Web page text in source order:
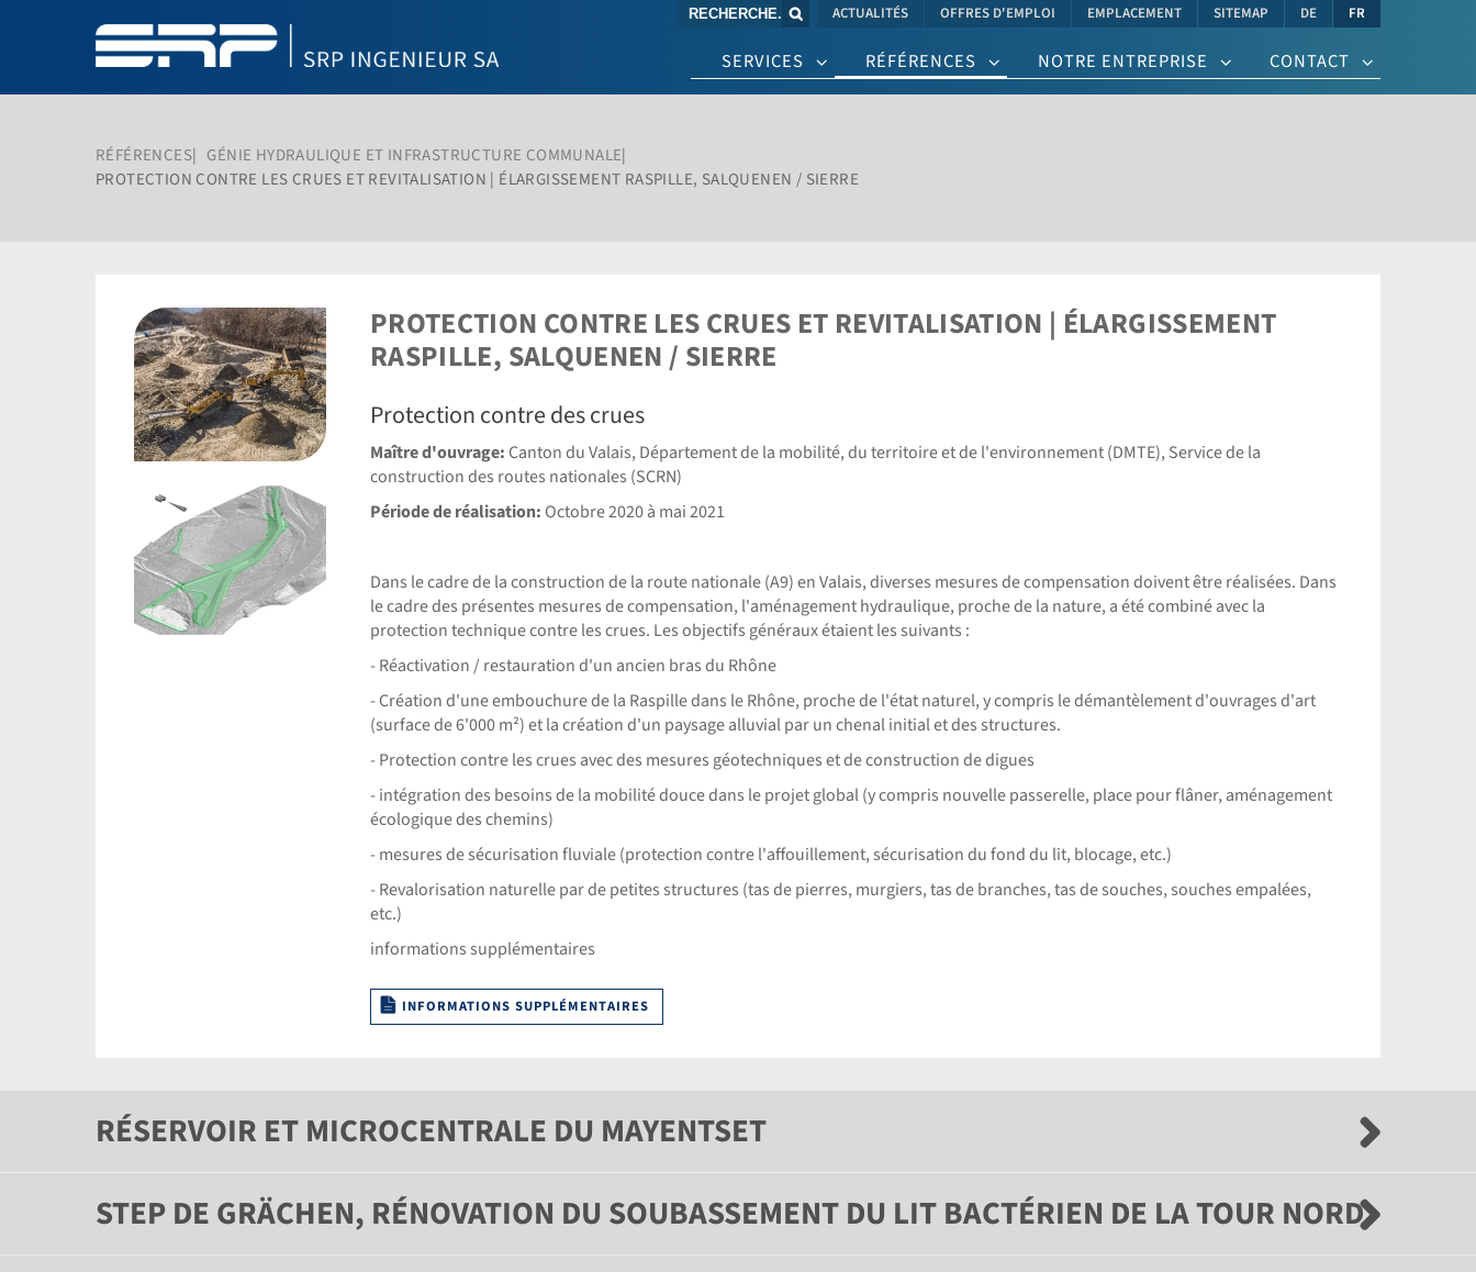
DE FR
ACTUALITÉS OFFRES D'EMPLOI EMPLACEMENT SITEMAP
Chaine de recherche (au moins 3 caractères)
SERVICES RÉFÉRENCES NOTRE ENTREPRISE CONTACT
RÉFÉRENCES
GÉNIE HYDRAULIQUE ET INFRASTRUCTURE COMMUNALE
PROTECTION CONTRE LES CRUES ET REVITALISATION | ÉLARGISSEMENT RASPILLE, SALQUENEN / SIERRE
PROTECTION CONTRE LES CRUES ET REVITALISATION | ÉLARGISSEMENT
RASPILLE, SALQUENEN / SIERRE
Protection contre des crues
Maître d'ouvrage: Canton du Valais, Département de la mobilité, du territoire et de l'environnement (DMTE), Service de la
construction des routes nationales (SCRN)
Période de réalisation: Octobre 2020 à mai 2021
Dans le cadre de la construction de la route nationale (A9) en Valais, diverses mesures de compensation doivent être réalisées. Dans
le cadre des présentes mesures de compensation, l'aménagement hydraulique, proche de la nature, a été combiné avec la
protection technique contre les crues. Les objectifs généraux étaient les suivants :
- Réactivation / restauration d'un ancien bras du Rhône
- Création d'une embouchure de la Raspille dans le Rhône, proche de l'état naturel, y compris le démantèlement d'ouvrages d'art
(surface de 6'000 m²) et la création d'un paysage alluvial par un chenal initial et des structures.
- Protection contre les crues avec des mesures géotechniques et de construction de digues
- intégration des besoins de la mobilité douce dans le projet global (y compris nouvelle passerelle, place pour flâner, aménagement
écologique des chemins)
- mesures de sécurisation fluviale (protection contre l'affouillement, sécurisation du fond du lit, blocage, etc.)
- Revalorisation naturelle par de petites structures (tas de pierres, murgiers, tas de branches, tas de souches, souches empalées,
etc.)
informations supplémentaires
INFORMATIONS SUPPLÉMENTAIRES
RÉSERVOIR ET MICROCENTRALE DU MAYENTSET
STEP DE GRÄCHEN, RÉNOVATION DU SOUBASSEMENT DU LIT BACTÉRIEN DE LA TOUR NORD